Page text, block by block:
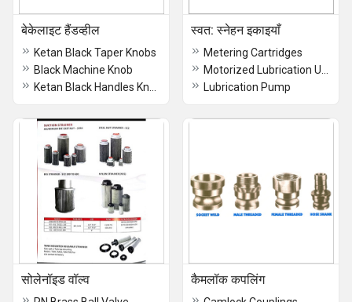
बेकेलाइट हैंडव्हील
Ketan Black Taper Knobs
Black Machine Knob
स्वत: स्नेहन इकाइयाँ
Metering Cartridges
Lubrication Pump
सोलेनॉइड वॉल्व कैमलॉक कपलिंग